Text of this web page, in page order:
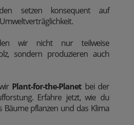
setzen konsequent auf
wir nicht nur teilweise
sondern produzieren auch
Plant-for-the-Planetbei der
Erfahre jetzt, wie du
pflanzen und das Klima